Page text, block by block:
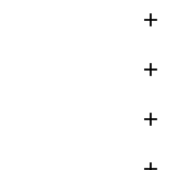


